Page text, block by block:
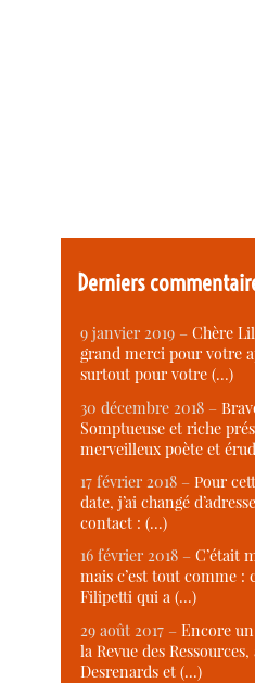
Derniers
9 janvier 2019 –Chère
grand merci pour votre
surtout pour votre (…)
30 décembre 2018 –
Somptueuse et riche
merveilleux poète et
17 février 2018 –Pour
date, j’ai changé
contact : (…)
16 février 2018 –C’était
mais c’est tout comme :
Filipetti qui a (…)
29 août 2017 –Encore
la Revue des
Desrenards et (…)